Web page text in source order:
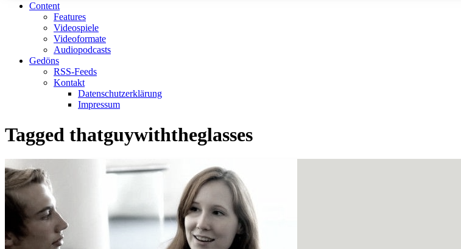
Content
Features
Videospiele
Videoformate
Audiopodcasts
Gedöns
RSS-Feeds
Kontakt
Datenschutzerklärung
Impressum
Tagged thatguywiththeglasses